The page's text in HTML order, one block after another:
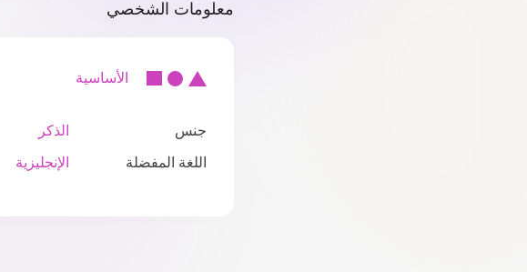
معلومات الشخصي
الأساسية
جنس
الذكر
اللغة المفضلة
الإنجليزية